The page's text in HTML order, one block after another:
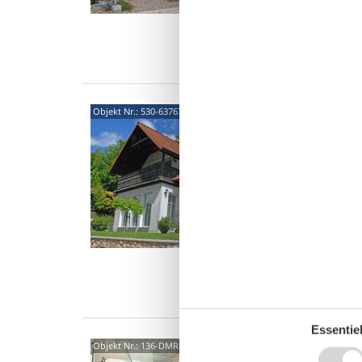
Objekt Nr.: 530-637671
Objekt Nr.: 136-DMR848